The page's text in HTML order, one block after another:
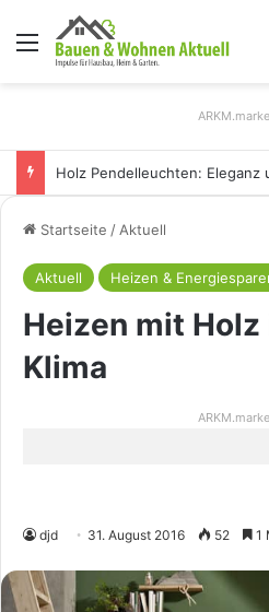
Menü
Startseite / Aktuell
Aktuell Heizen &
Heizen mit
Klima
djd 31. August 2016 52 1